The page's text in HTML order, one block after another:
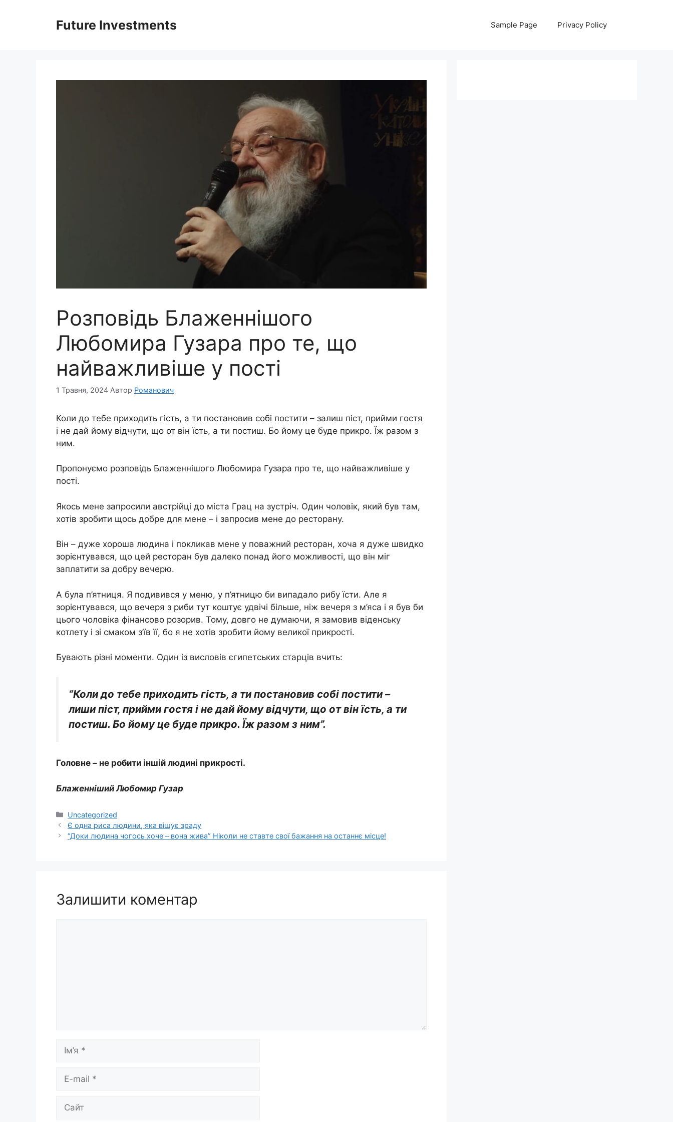
Future Investments Sample Page Privacy Policy
Розповідь Блаженнішого
Любомира Гузара про те, що
найважливіше у пості
1 Травня, 2024 Автор Романович
Коли до тебе приходить гість, а ти постановив собі постити – залиш піст, прийми гостя
і не дай йому відчути, що от він їсть, а ти постиш. Бо йому це буде прикро. Їж разом з
ним.
Пропонуємо розповідь Блаженнішого Любомира Гузара про те, що найважливіше у
пості.
Якось мене запросили австрійці до міста Грац на зустріч. Один чоловік, який був там,
хотів зробити щось добре для мене – і запросив мене до ресторану.
Він – дуже хороша людина і покликав мене у поважний ресторан, хоча я дуже швидко
зорієнтувався, що цей ресторан був далеко понад його можливості, що він міг
заплатити за добру вечерю.
А була п’ятниця. Я подивився у меню, у п’ятницю би випадало рибу їсти. Але я
зорієнтувався, що вечеря з риби тут коштує удвічі більше, ніж вечеря з м’яса і я був би
цього чоловіка фінансово розорив. Тому, довго не думаючи, я замовив віденську
котлету і зі смаком з’їв її, бо я не хотів зробити йому великої прикрості.
Бувають різні моменти. Один із висловів єгипетських старців вчить:
“Коли до тебе приходить гість, а ти постановив собі постити –
лиши піст, прийми гостя і не дай йому відчути, що от він їсть, а ти
постиш. Бо йому це буде прикро. Їж разом з ним”.
Головне – не робити іншій людині прикрості.
Блаженніший Любомир Гузар
Категорії
Uncategorized
Є одна риса людини, яка віщує зраду
“Доки людина чогось хоче – вона жива” Ніколи не ставте свої бажання на останнє місце!
Залишити коментар
mail